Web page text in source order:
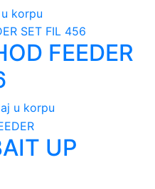
korpu
FEEDER
u korpu
UP